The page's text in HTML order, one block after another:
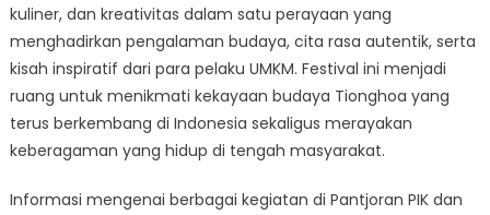
kuliner, dan kreativitas dalam satu perayaan yang
menghadirkan pengalaman budaya, cita rasa autentik, serta
kisah inspiratif dari para pelaku UMKM. Festival ini menjadi
ruang untuk menikmati kekayaan budaya Tionghoa yang
terus berkembang di Indonesia sekaligus merayakan
keberagaman yang hidup di tengah masyarakat.
Informasi mengenai berbagai kegiatan di Pantjoran PIK dan